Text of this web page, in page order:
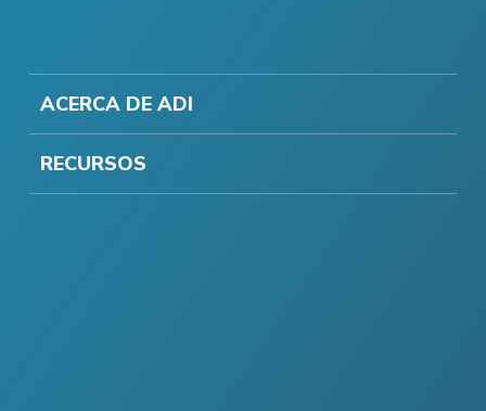
ACERCA DE ADI
RECURSOS